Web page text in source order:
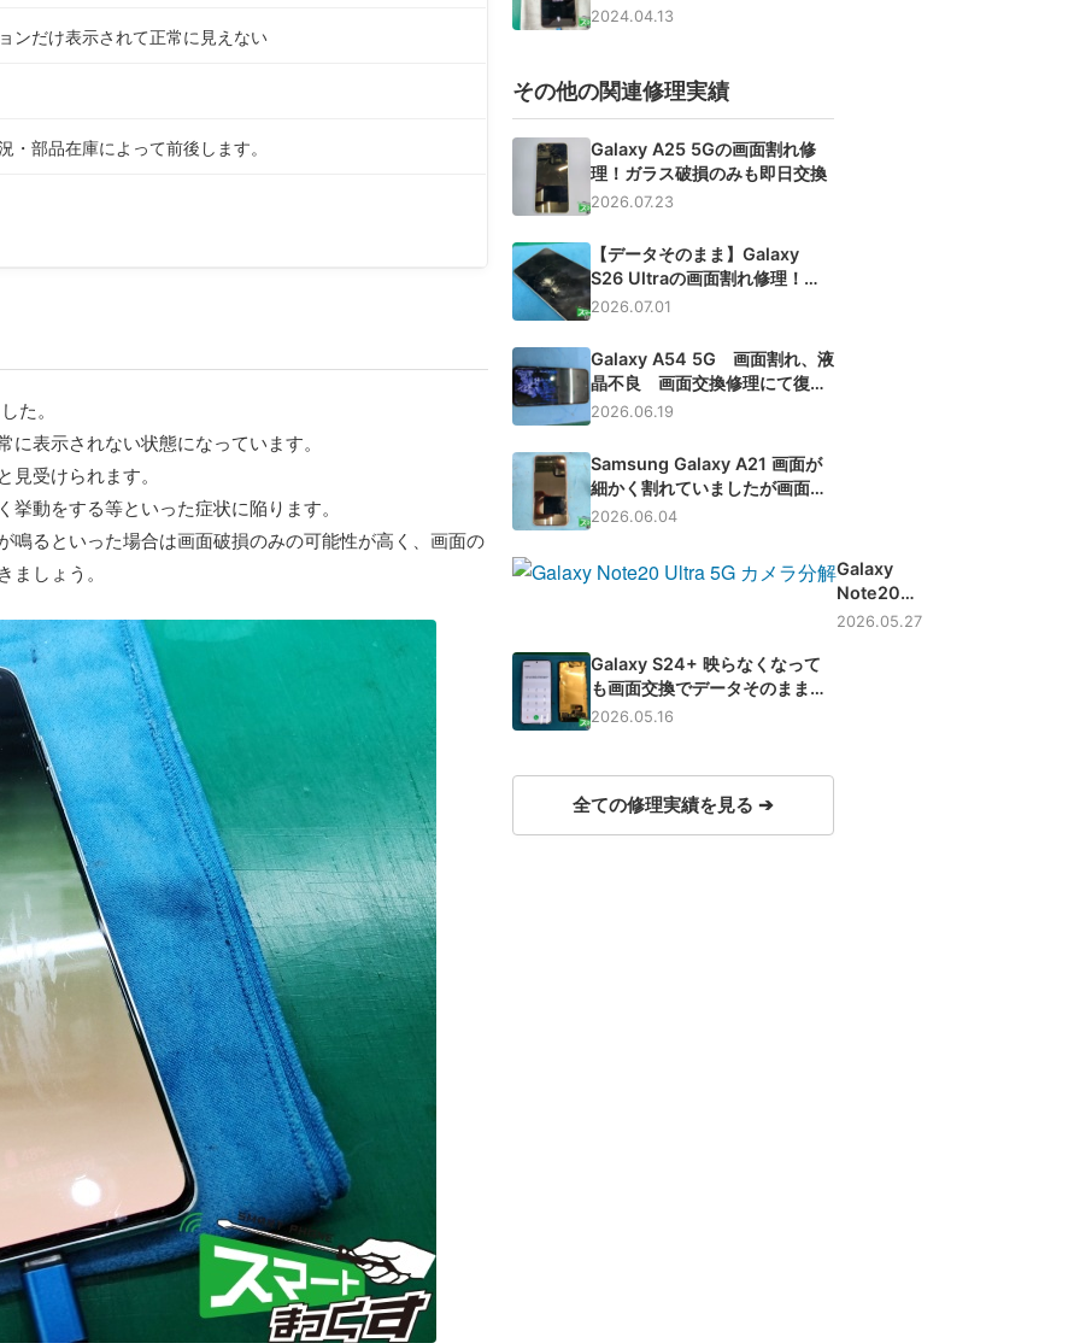
ンだけ表示されて正常に見えない
部品在庫によって前後します。
た。
表示されない状態になっています。
受けられます。
動をする等といった症状に陥ります。
るといった場合は画面破損のみの可能性が高く、画面の
しょう。
BATTERY】
2024.04.13
その他の関連修理実績
Galaxy A25 5Gの画面割れ修
理！ガラス破損のみも即日交換
2026.07.23
【データそのまま】Galaxy
S26 Ultraの画面割れ修理！最
新機種の画面交換も対応
2026.07.01
Galaxy A54 5G 画面割れ、液
晶不良 画面交換修理にて復
旧！【大阪】
2026.06.19
Samsung Galaxy A21 画面が
細かく割れていましたが画面交
換にて無事修理完了です 【滋
賀】
2026.06.04
Galaxy
Note20
Ultra 5G
2026.05.27
Galaxy S24+ 映らなくなって
も画面交換でデータそのまま即
日修理【滋賀】
2026.05.16
全ての修理実績を見る ➔